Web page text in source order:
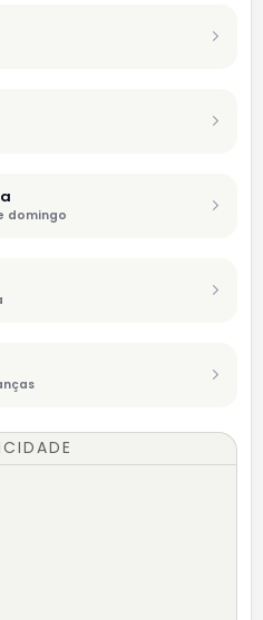
domingo